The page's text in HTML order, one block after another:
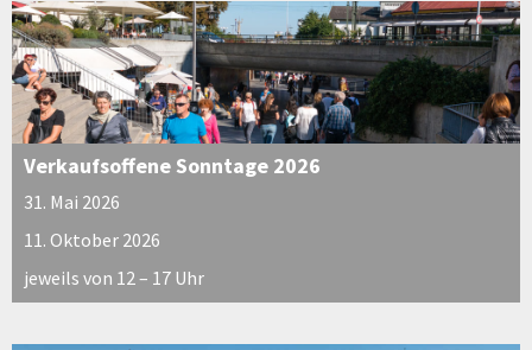
Verkaufsoffene Sonntage 2026
31. Mai 2026
11. Oktober 2026
jeweils von 12 – 17 Uhr